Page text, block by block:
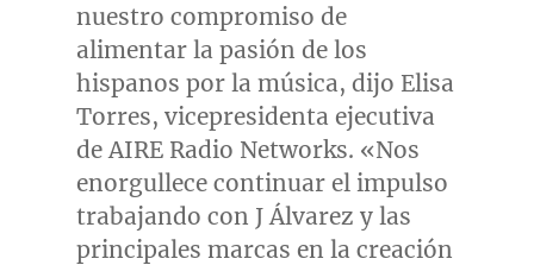
nuestro compromiso de
alimentar la pasión de los
hispanos por la música, dijo Elisa
Torres, vicepresidenta ejecutiva
de AIRE Radio Networks. «Nos
enorgullece continuar el impulso
trabajando con J Álvarez y las
principales marcas en la creación